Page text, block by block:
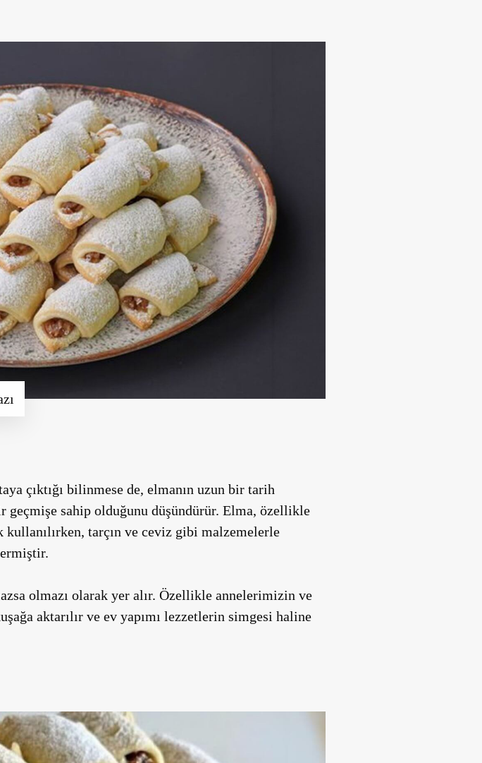
çıktığı bilinmese de, elmanın uzun bir tarih
geçmişe sahip olduğunu düşündürür. Elma, özellikle
kullanılırken, tarçın ve ceviz gibi malzemelerle
olmazı olarak yer alır. Özellikle annelerimizin ve
aktarılır ve ev yapımı lezzetlerin simgesi haline